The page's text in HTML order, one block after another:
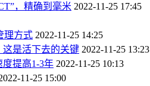
，精确到毫米 2022-11-25 17:45
理方式 2022-11-25 14:25
是活下去的关键 2022-11-25 13:23
提高1-3年 2022-11-25 10:13
11-25 15:00